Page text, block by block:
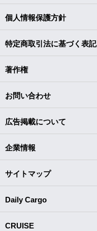
個人情報保護方針
特定商取引法に基づく表記
著作権
お問い合わせ
広告掲載について
企業情報
サイトマップ
Daily Cargo
CRUISE